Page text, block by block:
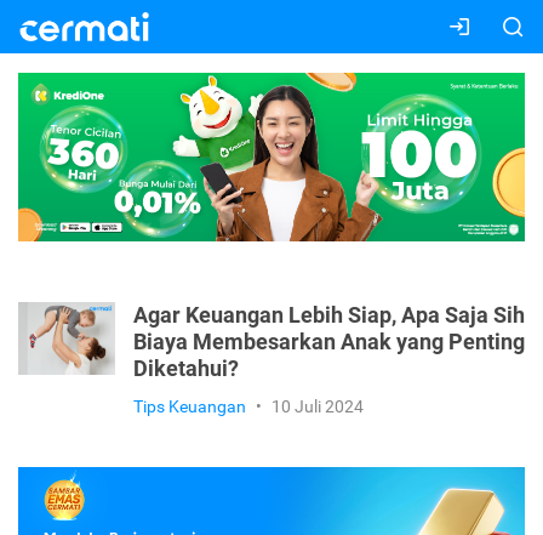
Agar Keuangan Lebih Siap, Apa Saja Sih
Biaya Membesarkan Anak yang Penting
Diketahui?
Tips Keuangan • 10 Juli 2024